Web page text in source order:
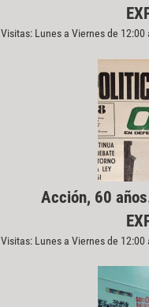
Visitas: Lunes a Viernes de 12:00
Acción, 60
Visitas: Lunes a Viernes de 12:00